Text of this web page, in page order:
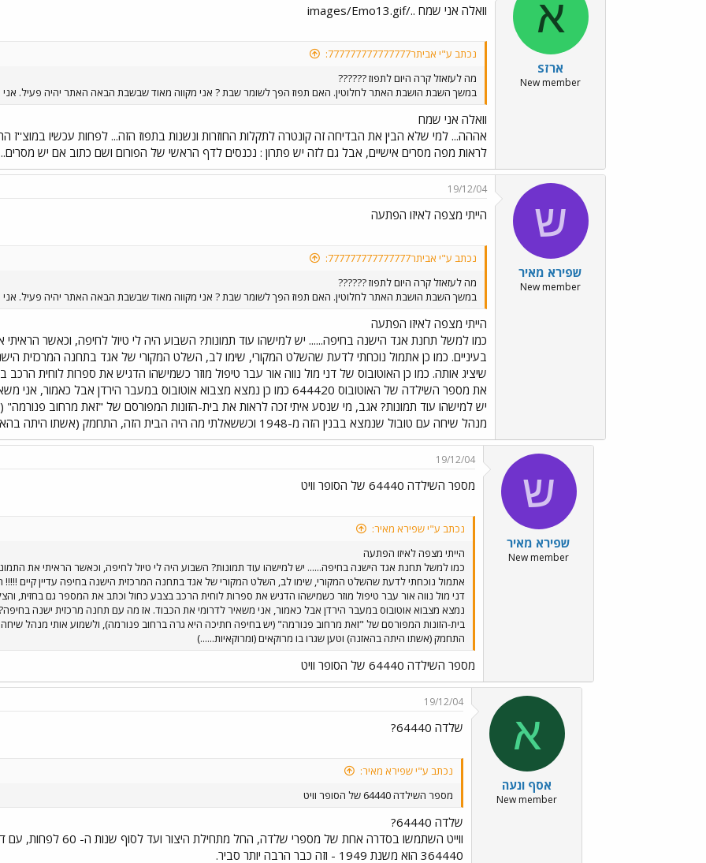
א
ארזS
New member
וואלה אני שמח ../images/Emo13.gif
נכתב ע"י אביתר777777777777777:
מה לעזאזל קרה היום לתפוז ??????
במשך השבת הושבת האתר לחלוטין. האם תפוז הפך לשומר שבת ? אני מקווה מאוד שבשבת הבאה האתר יהיה פעיל.
וואלה אני שמח
אההה... למי שלא הבין את הבדיחה זה קונטרה לתקלות החוזרות ונשנות בתפוז הזה... לפחות עכשיו
לראות מפה מסרים אישיים, אבל גם לזה יש פתרון : נכנסים לדף הראשי של הפורום ושם כתוב אם יש
ש
שפירא מאיר
New member
19/12/04
הייתי מצפה לאיזו הפתעה
נכתב ע"י אביתר777777777777777:
מה לעזאזל קרה היום לתפוז ??????
במשך השבת הושבת האתר לחלוטין. האם תפוז הפך לשומר שבת ? אני מקווה מאוד שבשבת הבאה האתר יהיה פעיל.
הייתי מצפה לאיזו הפתעה
כמו למשל תחנת אגד הישנה בחיפה...... יש למישהו עוד תמונות? השבוע היה לי טיול לחיפה, וכאשר
בעיניים. כמו כן אתמול נוכחתי לדעת שהשלט המקורי, שימו לב, השלט המקורי של אגד בתחנה המרכזית
שיציג אותה. כמו כן האוטובוס של דני מול נווה אור עבר טיפול מוזר כשמישהו הדגיש את ספרות לוחית
את מספר השילדה של האוטובוס 644420 כמו כן נמצא מצבוא אוטובוס במעבר
יש למישהו עוד תמונות? אגב, מי שנסע איתי זכה לראות את בית-הזונות המפורסם של "זאת מרחוב
מנהל שיחה עם טובול שנמצא בבנין הזה מ-1948 וכששאלתי מה היה הבית הזה, התחמק (אשתו היתה בהאזנה) וטען שגרו בו מרוקאים (ומרוקאיות......)
ש
שפירא מאיר
New member
19/12/04
מספר השילדה 64440 של הסופר וויט
נכתב ע"י שפירא מאיר:
הייתי מצפה לאיזו הפתעה
כמו למשל תחנת אגד הישנה בחיפה...... יש למישהו עוד תמונות? השבוע היה לי טיול לחיפה, וכאשר הראיתי את
אתמול נוכחתי לדעת שהשלט המקורי, שימו לב, השלט המקורי של אגד בתחנה המרכזית הישנה בחיפה עדיין קיים !!!!!
נמצא מצבוא אוטובוס במעבר הירדן אבל כאמור, אני משאיר לדרומי את הכבוד. אז מה עם תחנה מרכזית ישנה
התחמק (אשתו היתה בהאזנה) וטען שגרו בו מרוקאים (ומרוקאיות......)
מספר השילדה 64440 של הסופר וויט
א
אסף ונעה
New member
19/12/04
שלדה 64440?
נכתב ע"י שפירא מאיר:
מספר השילדה 64440 של הסופר וויט
שלדה 64440?
364440 הוא משנת 1949 - וזה כבר הרבה יותר סביר.